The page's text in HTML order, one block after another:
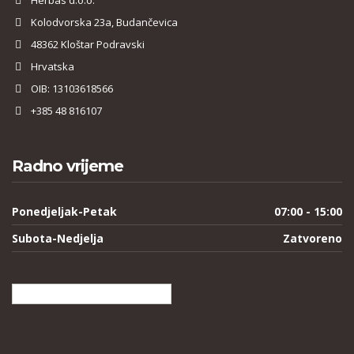
Kolodvorska 23a, Budančevica
48362 Kloštar Podravski
Hrvatska
OIB: 13103618566
+385 48 816107
Radno vrijeme
Ponedjeljak-Petak
07:00 - 15:00
Subota-Nedjelja
Zatvoreno